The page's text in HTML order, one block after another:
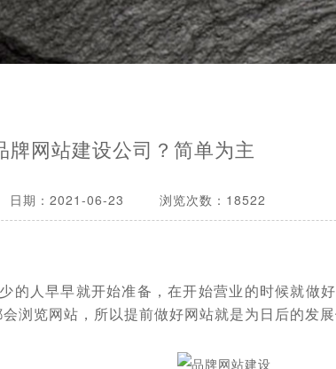
牌网站建设公司？简单为主
日期：2021-06-23 浏览次数：18522
的人早早就开始准备，在开始营业的时候就做
浏览网站，所以提前做好网站就是为日后的发展